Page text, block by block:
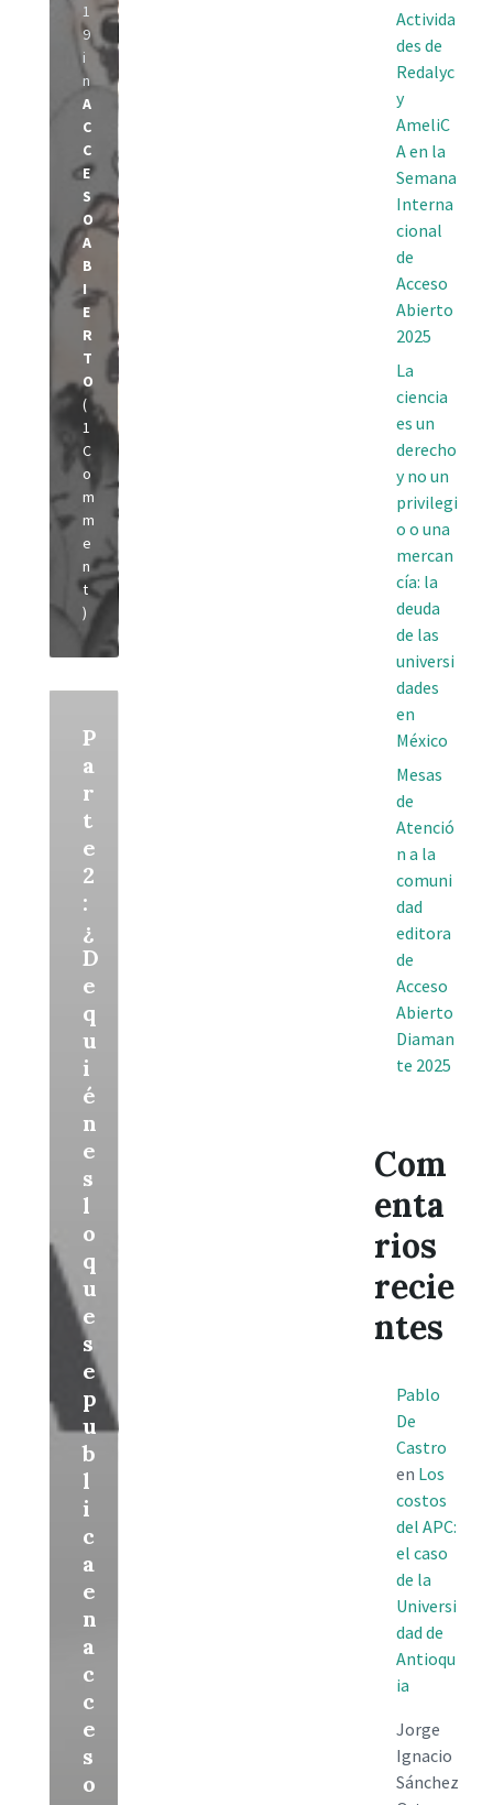
1
9
i
n
A
C
C
E
S
O
A
B
I
E
R
T
O
(
1
C
o
m
m
e
n
t
)
P
a
r
t
e
2
:
¿
D
e
q
u
i
é
n
e
s
l
o
q
u
e
s
e
p
u
b
l
i
c
a
e
n
a
c
c
e
s
o
Activida
des de
Redalyc
y
AmeliC
A en la
Semana
Interna
cional
de
Acceso
Abierto
2025
La
ciencia
es un
derecho
y no un
privilegi
o o una
mercan
cía: la
deuda
de las
universi
dades
en
México
Mesas
de
Atenció
n a la
comuni
dad
editora
de
Acceso
Abierto
Diaman
te 2025
Com
enta
rios
recie
ntes
Pablo
De
Castro
en Los
costos
del APC:
el caso
de la
Universi
dad de
Antioqu
ia
Jorge
Ignacio
Sánchez